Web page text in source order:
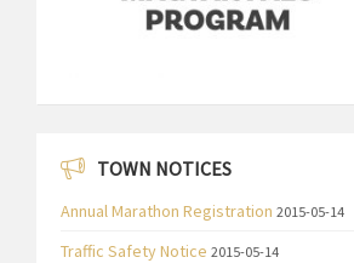
TOWN NOTICES
Annual Marathon Registration 2015-05-14
Traffic Safety Notice 2015-05-14